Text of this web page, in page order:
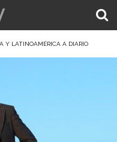
Y LATINOAMÉRICA A DIARIO